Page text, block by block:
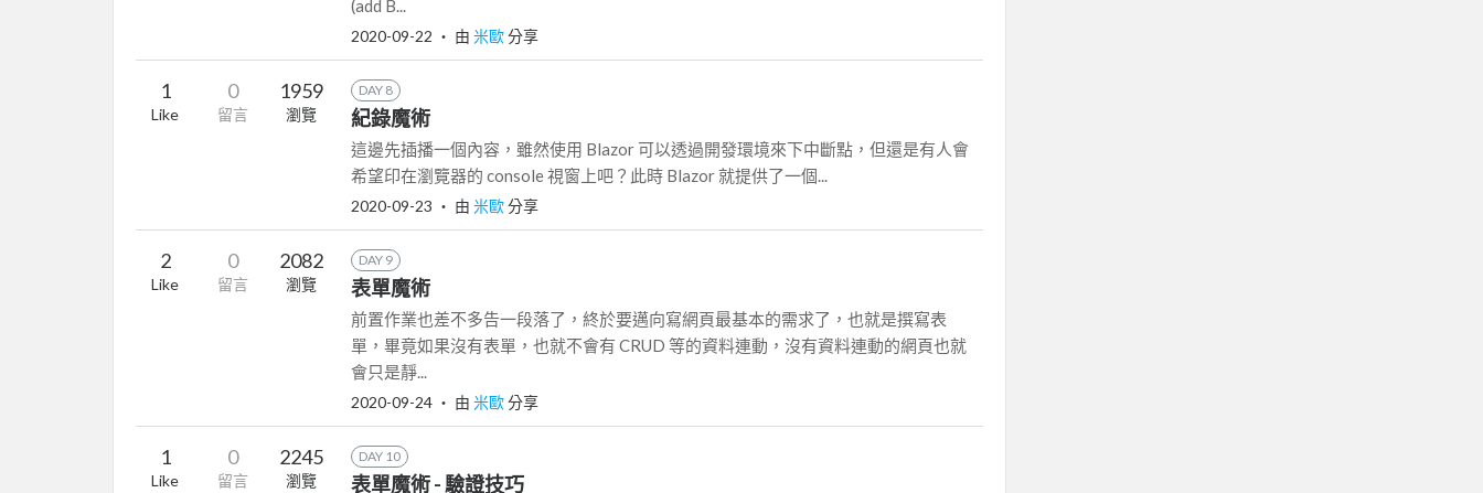
(add B...
2020-09-22 ‧ 由 米歐分享
1
Like
0
留言
1959
瀏覽
DAY 8
紀錄魔術
這邊先插播一個內容，雖然使用 Blazor 可以透過開發環境來下中斷點，但還是有人會
希望印在瀏覽器的 console 視窗上吧？此時 Blazor 就提供了一個...
2020-09-23 ‧ 由 米歐分享
2
Like
0
留言
2082
瀏覽
DAY 9
表單魔術
前置作業也差不多告一段落了，終於要邁向寫網頁最基本的需求了，也就是撰寫表
單，畢竟如果沒有表單，也就不會有 CRUD 等的資料連動，沒有資料連動的網頁也就
會只是靜...
2020-09-24 ‧ 由 米歐分享
1
Like
0
留言
2245
瀏覽
DAY 10
表單魔術 - 驗證技巧